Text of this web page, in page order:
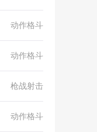
动作格斗
动作格斗
枪战射击
动作格斗